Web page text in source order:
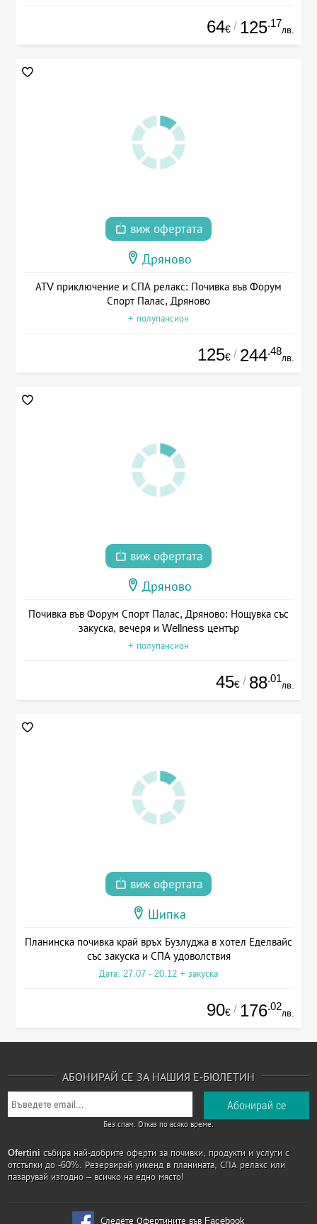
64€ / 125.17
лв.
виж офертата
Дряново
АТV приключение и СПА релакс: Почивка във Форум
Спорт Палас, Дряново
+ полупансион
125€ / 244.48
лв.
виж офертата
Дряново
Почивка във Форум Спорт Палас, Дряново: Нощувка със
закуска, вечеря и Wellness център
+ полупансион
45€ / 88.01
лв.
виж офертата
Шипка
Планинска почивка край връх Бузлуджа в хотел Еделвайс
със закуска и СПА удоволствия
Дата: 27.07 - 20.12 + закуска
90€ / 176.02
лв.
АБОНИРАЙ СЕ ЗА НАШИЯ Е-БЮЛЕТИН
Без спам. Отказ по всяко време.
Ofertini събира най-добрите оферти за почивки, продукти и услуги с
отстъпки до -60%. Резервирай уикенд в планината, СПА релакс или
пазарувай изгодно – всичко на едно място!
Следете Офертините във Facebook